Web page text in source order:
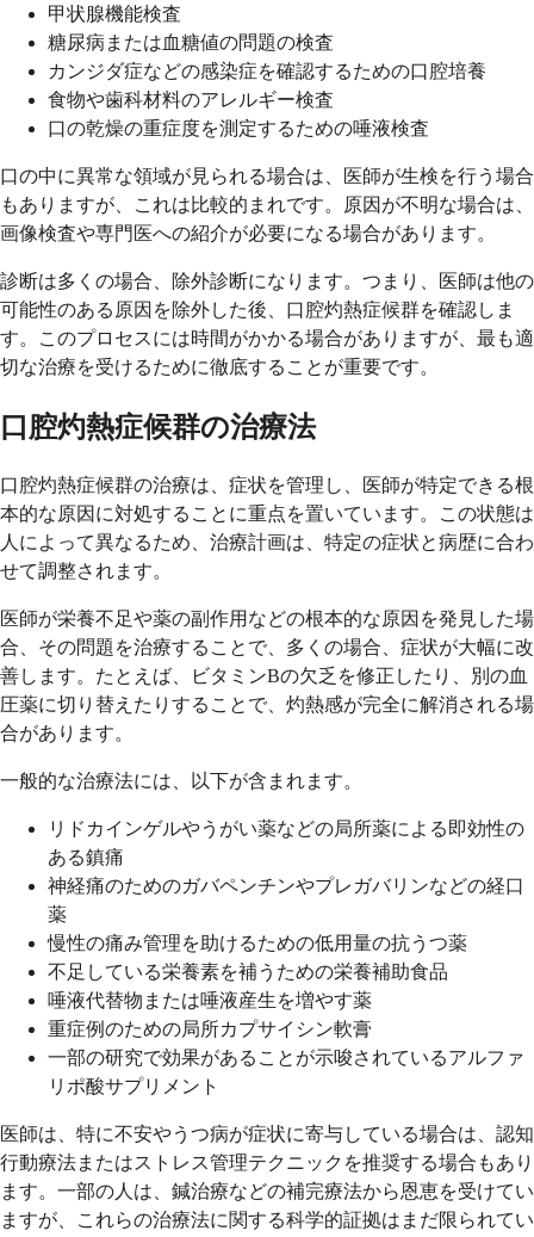
甲状腺機能検査
糖尿病または血糖値の問題の検査
カンジダ症などの感染症を確認するための口腔培養
食物や歯科材料のアレルギー検査
口の乾燥の重症度を測定するための唾液検査
口の中に異常な領域が見られる場合は、医師が生検を行う場合
もありますが、これは比較的まれです。原因が不明な場合は、
画像検査や専門医への紹介が必要になる場合があります。
診断は多くの場合、除外診断になります。つまり、医師は他の
可能性のある原因を除外した後、口腔灼熱症候群を確認しま
す。このプロセスには時間がかかる場合がありますが、最も適
切な治療を受けるために徹底することが重要です。
口腔灼熱症候群の治療法
口腔灼熱症候群の治療は、症状を管理し、医師が特定できる根
本的な原因に対処することに重点を置いています。この状態は
人によって異なるため、治療計画は、特定の症状と病歴に合わ
せて調整されます。
医師が栄養不足や薬の副作用などの根本的な原因を発見した場
合、その問題を治療することで、多くの場合、症状が大幅に改
善します。たとえば、ビタミンBの欠乏を修正したり、別の血
圧薬に切り替えたりすることで、灼熱感が完全に解消される場
合があります。
一般的な治療法には、以下が含まれます。
リドカインゲルやうがい薬などの局所薬による即効性の
ある鎮痛
神経痛のためのガバペンチンやプレガバリンなどの経口
薬
慢性の痛み管理を助けるための低用量の抗うつ薬
不足している栄養素を補うための栄養補助食品
唾液代替物または唾液産生を増やす薬
重症例のための局所カプサイシン軟膏
一部の研究で効果があることが示唆されているアルファ
リポ酸サプリメント
医師は、特に不安やうつ病が症状に寄与している場合は、認知
行動療法またはストレス管理テクニックを推奨する場合もあり
ます。一部の人は、鍼治療などの補完療法から恩恵を受けてい
ますが、これらの治療法に関する科学的証拠はまだ限られてい